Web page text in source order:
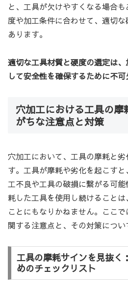
と、工具が欠けやすくなる場合
度や加工条件に合わせて、適切
あります。
適切な工具材質と硬度の選定は
して安全性を確保するために不可
穴加工における工具の摩
がちな注意点と対策
穴加工において、工具の摩耗と
す。工具が摩耗や劣化を起こす
工不良や工具の破損に繋がる可
耗した工具を使用し続けること
ことにもなりかねません。ここ
関する注意点と、その対策につい
工具の摩耗サインを見抜く
めのチェックリスト